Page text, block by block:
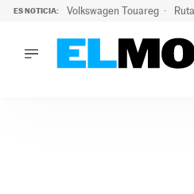
ES NOTICIA: Volkswagen Touareg